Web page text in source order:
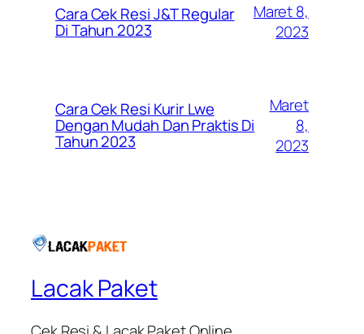
Cara Cek Resi J&T Regular
Di Tahun 2023
Maret 8,
2023
Cara Cek Resi Kurir Lwe
Dengan Mudah Dan Praktis Di
Tahun 2023
Maret
8,
2023
Lacak Paket